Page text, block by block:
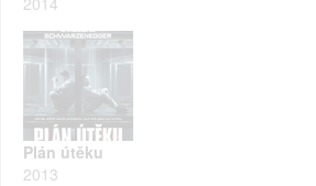
Plán útěku
2013